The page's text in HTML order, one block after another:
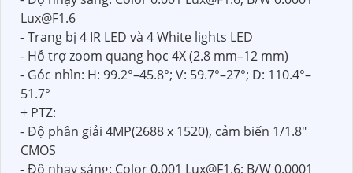
Lux@F1.6
- Trang bị 4 IR LED và 4 White lights LED
- Hỗ trợ zoom quang học 4X (2.8 mm–12 mm)
- Góc nhìn: H: 99.2°–45.8°; V: 59.7°–27°; D: 110.4°–
51.7°
+ PTZ:
- Độ phân giải 4MP(2688 x 1520), cảm biến 1/1.8"
CMOS
- Độ nhạy sáng: Color 0.001 Lux@F1.6; B/W 0.0001